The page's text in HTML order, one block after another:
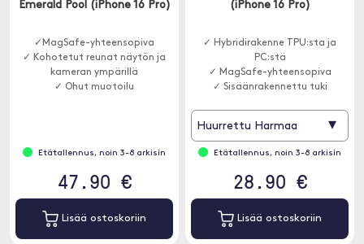
Emerald Pool (iPhone 16 Pro)
✓MagSafe-yhteensopiva
✓ Kohotetut reunat näytön ja
kameran ympärillä
✓ Ohut muotoilu
Etätallennus, noin 3-8 arkisin
47.90 €
Lisää ostoskoriin
(iPhone 16 Pro)
✓ Hybridirakenne TPU:sta ja
PC:stä
✓ MagSafe-yhteensopiva
✓ Sisäänrakennettu tuki
Huurrettu Harmaa ▾
Etätallennus, noin 3-8 arkisin
28.90 €
Lisää ostoskoriin